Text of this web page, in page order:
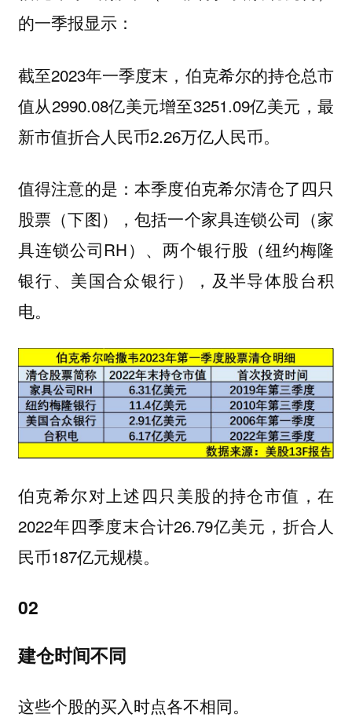
的一季报显示：
截至2023年一季度末，伯克希尔的持仓总市
值从2990.08亿美元增至3251.09亿美元，最
新市值折合人民币2.26万亿人民币。
值得注意的是：本季度伯克希尔清仓了四只
股票（下图），包括一个家具连锁公司（家
具连锁公司RH）、两个银行股（纽约梅隆
银行、美国合众银行），及半导体股台积
电。
伯克希尔对上述四只美股的持仓市值，在
2022年四季度末合计26.79亿美元，折合人
民币187亿元规模。
02
建仓时间不同
这些个股的买入时点各不相同。